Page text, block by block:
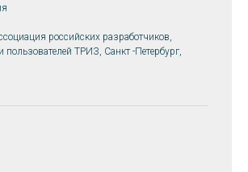
российских разработчиков,
пользователей ТРИЗ, Санкт -Петербург,